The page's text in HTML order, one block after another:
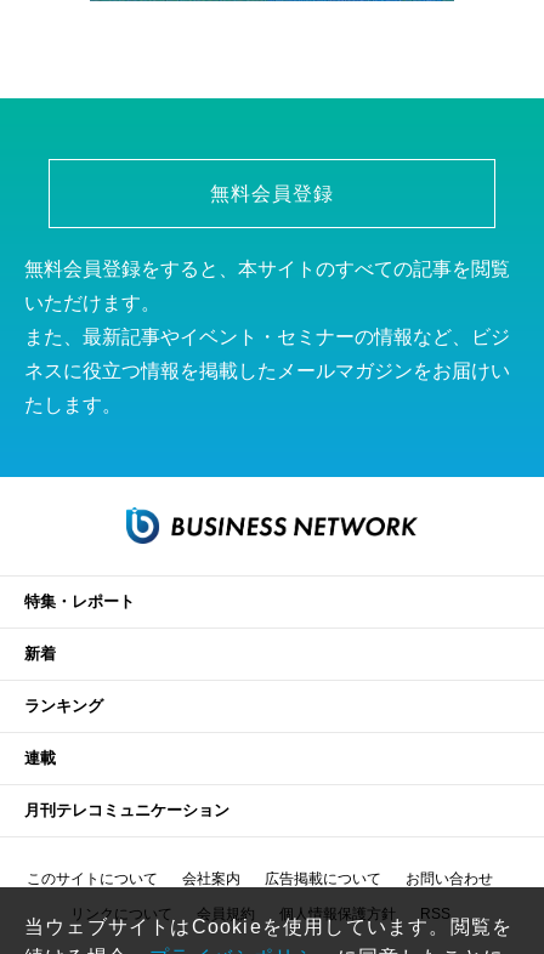
無料会員登録
無料会員登録をすると、本サイトのすべての記事を閲覧
いただけます。
また、最新記事やイベント・セミナーの情報など、ビジ
ネスに役立つ情報を掲載したメールマガジンをお届けい
たします。
特集・レポート
新着
ランキング
連載
月刊テレコミュニケーション
このサイトについて 会社案内 広告掲載について お問い合わせ
リンクについて 会員規約 個人情報保護方針 RSS
当ウェブサイトはCookieを使用しています。閲覧を